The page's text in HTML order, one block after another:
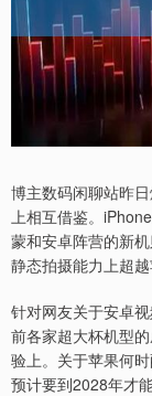
博主数码闲聊站昨
上相互借鉴。
蒙和安卓阵营的新
静态拍摄能力上超越
针对网友关于安卓
前各家超大杯机型
验上。关于苹果何
预计要到2028年才能